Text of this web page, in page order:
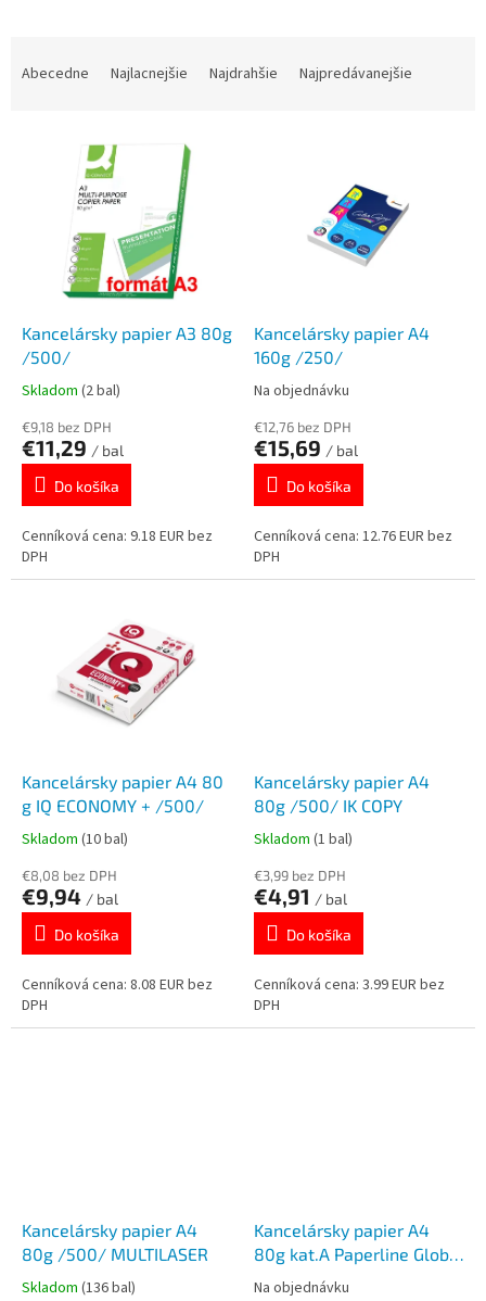
Abecedne Najlacnejšie Najdrahšie Najpredávanejšie
Kancelársky papier A3 80g
/500/
Skladom (2 bal)
€9,18 bez DPH
€11,29 / bal
Do košíka
Cenníková cena: 9.18 EUR bez
DPH
Kancelársky papier A4
160g /250/
Na objednávku
€12,76 bez DPH
€15,69 / bal
Do košíka
Cenníková cena: 12.76 EUR bez
DPH
Kancelársky papier A4 80
g IQ ECONOMY + /500/
Skladom (10 bal)
€8,08 bez DPH
€9,94 / bal
Do košíka
Cenníková cena: 8.08 EUR bez
DPH
Kancelársky papier A4
80g /500/ IK COPY
Skladom (1 bal)
€3,99 bez DPH
€4,91 / bal
Do košíka
Cenníková cena: 3.99 EUR bez
DPH
Kancelársky papier A4
80g /500/ MULTILASER
Skladom (136 bal)
Kancelársky papier A4
80g kat.A Paperline Global
Golden /500/
Na objednávku